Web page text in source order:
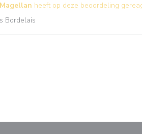
heeft op deze beoordeling
Bordelais